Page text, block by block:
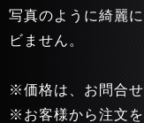
写真のように綺麗
ビません。
※価格は、お問合せ
※お客様から注文を